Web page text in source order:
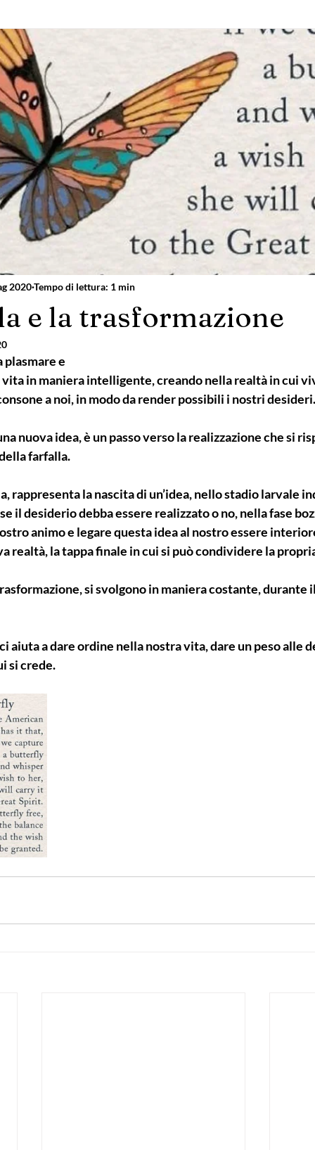
e la trasformazione
2020Tempo di lettura: 1 min
plasmare e
in maniera intelligente, creando nella realtà in cui
a noi, in modo da render possibili i nostri desideri.
nuova idea, è un passo verso la realizzazione che si
farfalla.
rappresenta la nascita di un’idea, nello stadio larvale
il desiderio debba essere realizzato o no, nella fase
animo e legare questa idea al nostro essere
realtà, la tappa finale in cui si può condividere la
si svolgono in maniera costante, durante
aiuta a dare ordine nella nostra vita, dare un peso alle
si crede.